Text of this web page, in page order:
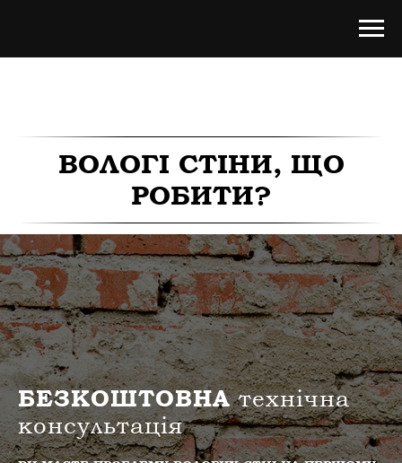
ВОЛОГІ СТІНИ, ЩО
РОБИТИ?
БЕЗКОШТОВНАтехнічна
консультація